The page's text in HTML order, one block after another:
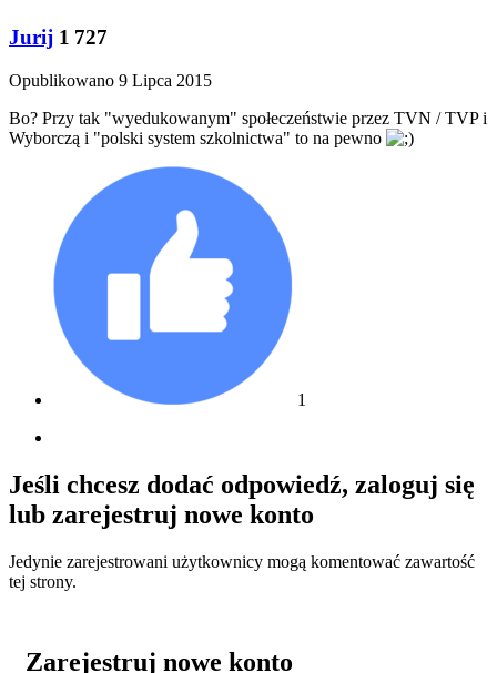
Jurij 1 727
Opublikowano 9 Lipca 2015
Bo? Przy tak "wyedukowanym" społeczeństwie przez TVN / TVP i
Wyborczą i "polski system szkolnictwa" to na pewno
1
Jeśli chcesz dodać odpowiedź, zaloguj się
lub zarejestruj nowe konto
Jedynie zarejestrowani użytkownicy mogą komentować zawartość
tej strony.
Zarejestruj nowe konto